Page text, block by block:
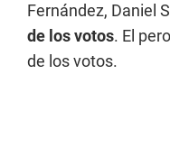
Fernández, Daniel
de los votos. El
de los votos.